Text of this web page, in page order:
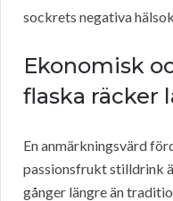
sockrets negativa
Ekonomisk
flaska räcker
En anmärkningsvärd
passionsfrukt stilldrink
gånger längre än